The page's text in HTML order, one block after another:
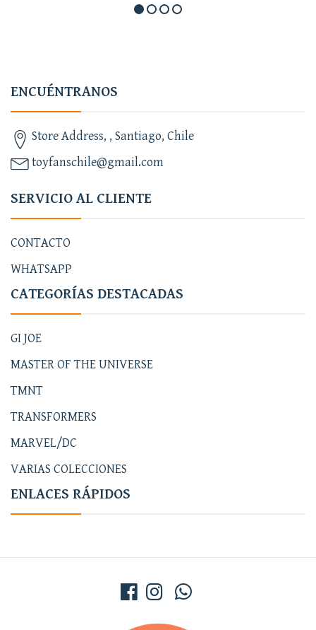
ENCUÉNTRANOS
Store Address, , Santiago, Chile
toyfanschile@gmail.com
SERVICIO AL CLIENTE
CONTACTO
WHATSAPP
CATEGORÍAS DESTACADAS
GI JOE
MASTER OF THE UNIVERSE
TMNT
TRANSFORMERS
MARVEL/DC
VARIAS COLECCIONES
ENLACES RÁPIDOS